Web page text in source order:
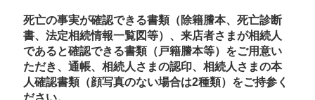
死亡の事実が確認できる書類（除籍謄本、死亡診断
書、法定相続情報一覧図等）、来店者さまが相続人
であると確認できる書類（戸籍謄本等）をご用意い
ただき、通帳、相続人さまの認印、相続人さまの本
人確認書類（顔写真のない場合は2種類）をご持参く
ださい。